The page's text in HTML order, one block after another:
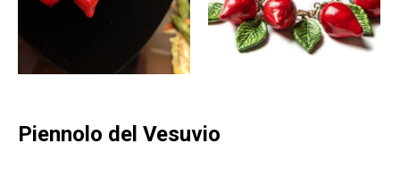
Piennolo del Vesuvio